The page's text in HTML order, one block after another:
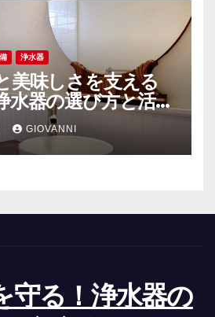
浄水器
美味しさを支える
水器の選び方と活用
GIOVANNI
守る！浄水器の